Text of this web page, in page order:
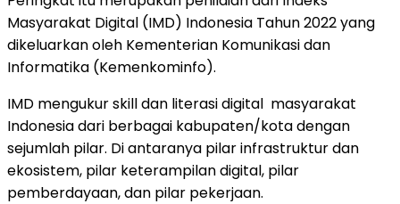
Masyarakat Digital (IMD) Indonesia Tahun 2022 yang
dikeluarkan oleh Kementerian Komunikasi dan
Informatika (Kemenkominfo).
IMD mengukur skill dan literasi digital masyarakat
Indonesia dari berbagai kabupaten/kota dengan
sejumlah pilar. Di antaranya pilar infrastruktur dan
ekosistem, pilar keterampilan digital, pilar
pemberdayaan, dan pilar pekerjaan.